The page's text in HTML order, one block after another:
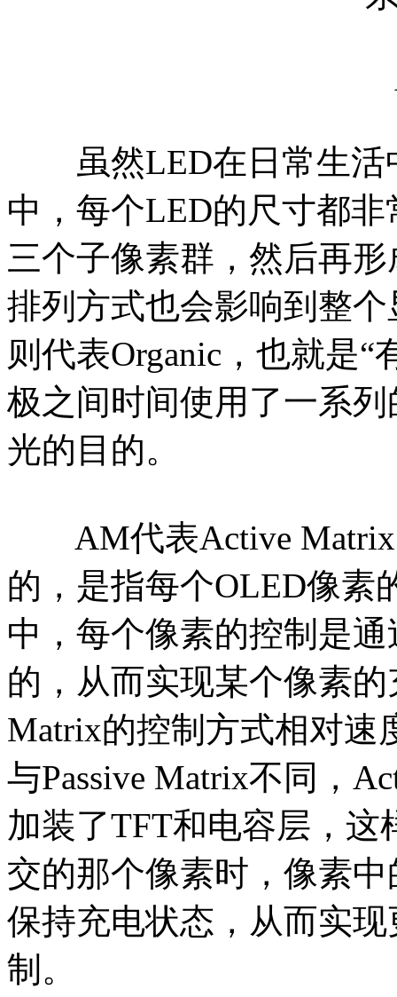
虽然LED在日常生活
中，每个LED的尺寸都
三个子像素群，然后再
排列方式也会影响到整
则代表Organic，也就是
极之间时间使用了一系
光的目的。
AM代表Active Matrix
的，是指每个OLED像素
中，每个像素的控制是
的，从而实现某个像素的
Matrix的控制方式相对速
与Passive Matrix不同，
加装了TFT和电容层，
交的那个像素时，像素
保持充电状态，从而实
制。